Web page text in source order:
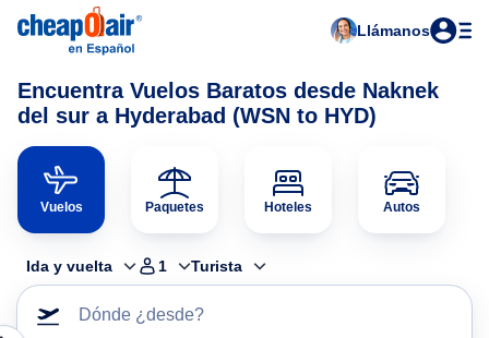
Llámanos
Encuentra Vuelos Baratos desde Naknek
del sur a Hyderabad (WSN to HYD)
Vuelos Paquetes Hoteles Autos
Ida y vuelta 1 Turista
Dónde ¿desde?